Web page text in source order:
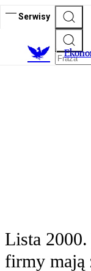
Serwisy
Lista
firmy mają